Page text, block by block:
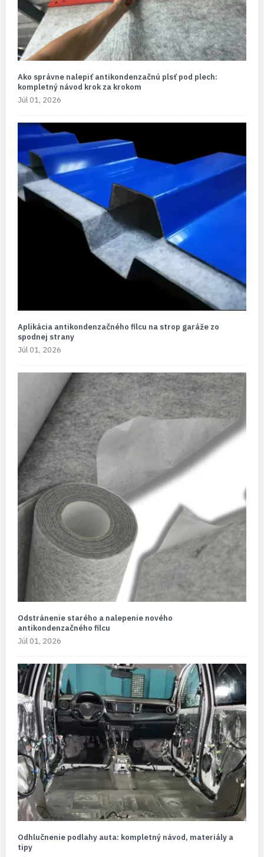
Ako správne nalepiť antikondenzačnú plsť pod plech:
kompletný návod krok za krokom
Júl 01, 2026
Aplikácia antikondenzačného filcu na strop garáže zo
spodnej strany
Júl 01, 2026
Odstránenie starého a nalepenie nového
antikondenzačného filcu
Júl 01, 2026
Odhlučnenie podlahy auta: kompletný návod, materiály a
tipy